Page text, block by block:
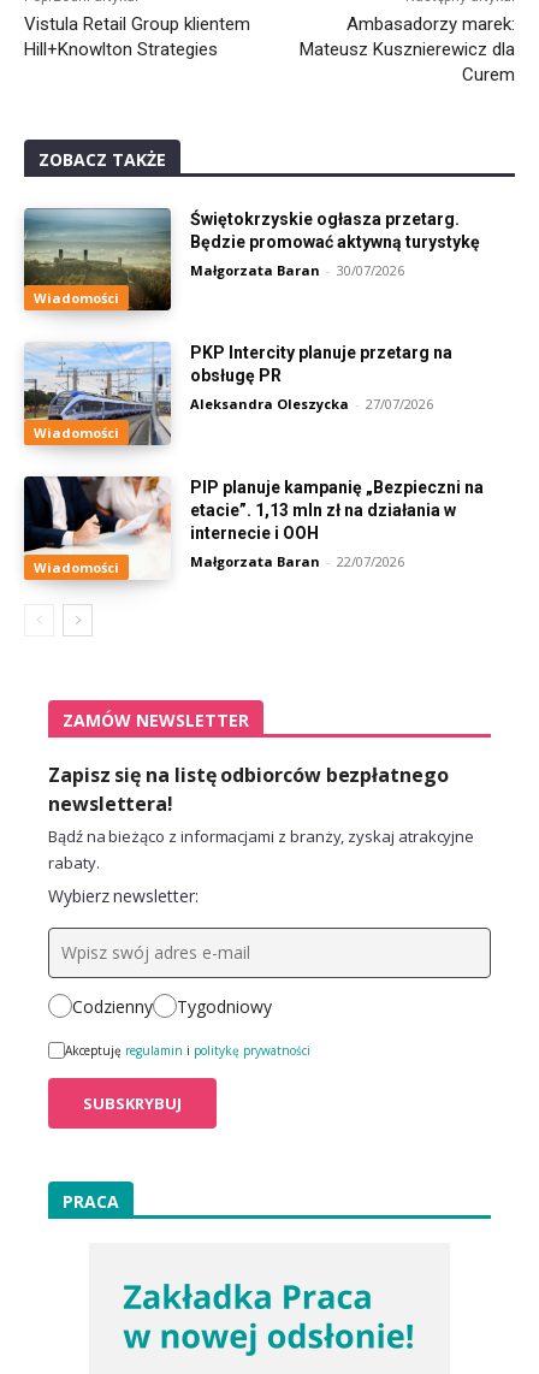
Vistula Retail Group klientem
Hill+Knowlton Strategies
Ambasadorzy marek:
Mateusz Kusznierewicz dla
Curem
ZOBACZ TAKŻE
Wiadomości
Świętokrzyskie ogłasza przetarg.
Będzie promować aktywną turystykę
Małgorzata Baran - 30/07/2026
Wiadomości
PKP Intercity planuje przetarg na
obsługę PR
Aleksandra Oleszycka - 27/07/2026
Wiadomości
PIP planuje kampanię „Bezpieczni na
etacie”. 1,13 mln zł na działania w
internecie i OOH
Małgorzata Baran - 22/07/2026
ZAMÓW NEWSLETTER
Zapisz się na listę odbiorców bezpłatnego
newslettera!
Bądź na bieżąco z informacjami z branży, zyskaj atrakcyjne
rabaty.
Wybierz newsletter:
Codzienny Tygodniowy
Akceptuję regulamin i politykę prywatności
PRACA